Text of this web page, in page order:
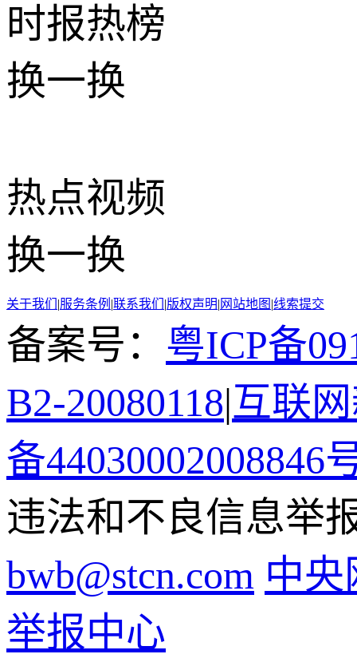
时报热榜
换一换
热点视频
换一换
关于我们 |服务条例 |联系我们 |版权声明| 网站地图 |线索提交
备案号： 粤ICP备
B2-20080118|互联
备44030002008846
违法和不良信息举
bwb@stcn.com 中
举报中心